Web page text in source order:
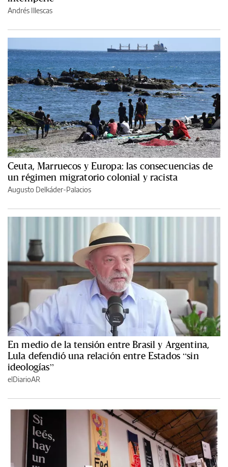
Andrés Illescas
Ceuta, Marruecos y Europa: las consecuencias de
un régimen migratorio colonial y racista
Augusto Delkáder-Palacios
En medio de la tensión entre Brasil y Argentina,
Lula defendió una relación entre Estados “sin
ideologías”
elDiarioAR